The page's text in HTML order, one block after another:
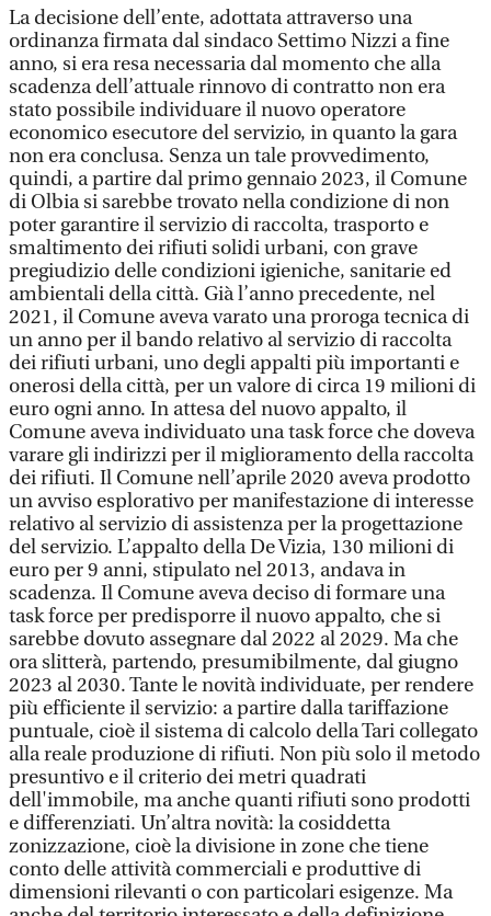
La decisione dell’ente, adottata attraverso una
ordinanza firmata dal sindaco Settimo Nizzi a fine
anno, si era resa necessaria dal momento che alla
scadenza dell’attuale rinnovo di contratto non era
stato possibile individuare il nuovo operatore
economico esecutore del servizio, in quanto la gara
non era conclusa. Senza un tale provvedimento,
quindi, a partire dal primo gennaio 2023, il Comune
di Olbia si sarebbe trovato nella condizione di non
poter garantire il servizio di raccolta, trasporto e
smaltimento dei rifiuti solidi urbani, con grave
pregiudizio delle condizioni igieniche, sanitarie ed
ambientali della città. Già l’anno precedente, nel
2021, il Comune aveva varato una proroga tecnica di
un anno per il bando relativo al servizio di raccolta
dei rifiuti urbani, uno degli appalti più importanti e
onerosi della città, per un valore di circa 19 milioni di
euro ogni anno. In attesa del nuovo appalto, il
Comune aveva individuato una task force che doveva
varare gli indirizzi per il miglioramento della raccolta
dei rifiuti. Il Comune nell’aprile 2020 aveva prodotto
un avviso esplorativo per manifestazione di interesse
relativo al servizio di assistenza per la progettazione
del servizio. L’appalto della De Vizia, 130 milioni di
euro per 9 anni, stipulato nel 2013, andava in
scadenza. Il Comune aveva deciso di formare una
task force per predisporre il nuovo appalto, che si
sarebbe dovuto assegnare dal 2022 al 2029. Ma che
ora slitterà, partendo, presumibilmente, dal giugno
2023 al 2030. Tante le novità individuate, per rendere
più efficiente il servizio: a partire dalla tariffazione
puntuale, cioè il sistema di calcolo della Tari collegato
alla reale produzione di rifiuti. Non più solo il metodo
presuntivo e il criterio dei metri quadrati
dell'immobile, ma anche quanti rifiuti sono prodotti
e differenziati. Un’altra novità: la cosiddetta
zonizzazione, cioè la divisione in zone che tiene
conto delle attività commerciali e produttive di
dimensioni rilevanti o con particolari esigenze. Ma